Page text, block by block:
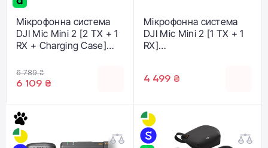
Мікрофонна система
DJI Mic Mini 2 [2 TX + 1
RX + Charging Case]
6 789 ₴
6 109 ₴
Мікрофонна система
DJI Mic Mini 2 [1 TX + 1
RX]
4 499 ₴